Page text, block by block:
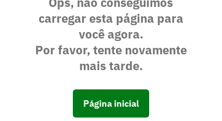
carregar esta página para
você agora.
Por favor, tente novamente
mais tarde.
Página inicial